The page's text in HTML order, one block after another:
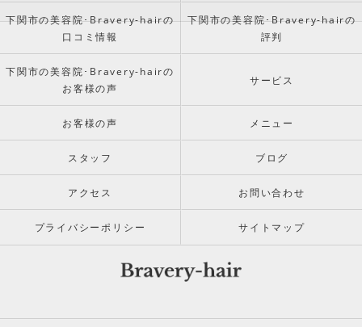
下関市の美容院･Bravery-hairの
口コミ情報
下関市の美容院･Bravery-hairの
評判
下関市の美容院･Bravery-hairの
お客様の声
サービス
お客様の声 メニュー
スタッフ ブログ
アクセス お問い合わせ
プライバシーポリシー サイトマップ